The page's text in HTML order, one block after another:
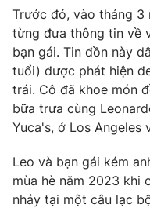
Nhân vật
Khán giả
Giải sao mai
Âm nhạc
Sao
Đời sống
Du lịch
Làm đẹp
Chất lượng cuộc sống
Giáo dục
Tuyển sinh
Học trực tuyến
Công nghệ
Hitech Công nghệ
Sản phẩm
Thị trường
Lịch phát sóng
Trước đó, vào tháng 3
từng đưa thông tin về
bạn gái. Tin đồn này
tuổi) được phát hiện
trái. Cô đã khoe món
bữa trưa cùng
Yuca's, ở Los Angeles
Leo và bạn gái kém
mùa hè năm 2023 khi
nhảy tại một câu lạc